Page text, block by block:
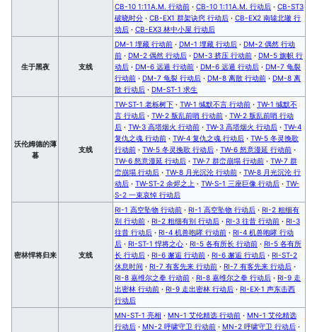
CB-10 1:11A.M. 行动前 · CB-10 1:11A.M. 行动后 · CB-ST3
破晓时分 · CB-EX1 群架诀窍 行动后 · CB-EX2 南辕北辙 行
动后 · CB-EX3 林中小屋 行动后
生于黑夜 支线
DM-1 埋藏 行动前 · DM-1 埋藏 行动后 · DM-2 偶然 行动
前 · DM-2 偶然 行动后 · DM-3 挤压 行动前 · DM-5 旗帜 行
动后 · DM-6 远遁 行动前 · DM-6 远遁 行动后 · DM-7 龟裂
行动前 · DM-7 龟裂 行动后 · DM-8 离散 行动前 · DM-8 离
散 行动后 · DM-ST-1 求生
沃伦姆德的薄
暮
支线
TW-ST-1 老栎树下 · TW-1 缄默不言 行动前 · TW-1 缄默不
言 行动后 · TW-2 叛乱前哨 行动前 · TW-2 叛乱前哨 行动
后 · TW-3 高塔烟火 行动前 · TW-3 高塔烟火 行动后 · TW-4
复仇之魂 行动前 · TW-4 复仇之魂 行动后 · TW-5 冬灵挽歌
行动前 · TW-5 冬灵挽歌 行动后 · TW-6 怒意漫延 行动前 ·
TW-6 怒意漫延 行动后 · TW-7 群峦崩塌 行动前 · TW-7 群
峦崩塌 行动后 · TW-8 月光沉沦 行动前 · TW-8 月光沉沦 行
动后 · TW-ST-2 余烬之上 · TW-S-1 三座巨像 行动后 · TW-
S-2 一束哀悼 行动后
密林悍将归来 支线
RI-1 高空坠物 行动前 · RI-1 高空坠物 行动后 · RI-2 粗细有
别 行动前 · RI-2 粗细有别 行动后 · RI-3 往昔 行动前 · RI-3
往昔 行动后 · RI-4 机兽咆哮 行动前 · RI-4 机兽咆哮 行动
后 · RI-ST-1 悍将之心 · RI-5 各有所长 行动前 · RI-5 各有所
长 行动后 · RI-6 邂逅 行动前 · RI-6 邂逅 行动后 · RI-ST-2
休息时间 · RI-7 有客先来 行动前 · RI-7 有客先来 行动后 ·
RI-8 嘉维尔之拳 行动前 · RI-8 嘉维尔之拳 行动后 · RI-9 走
出密林 行动前 · RI-9 走出密林 行动后 · RI-EX-1 声东击西
行动后
MN-ST-1 亮相 · MN-1 艾伦精选 行动前 · MN-1 艾伦精选
行动后 · MN-2 呼啸守卫 行动前 · MN-2 呼啸守卫 行动后 ·